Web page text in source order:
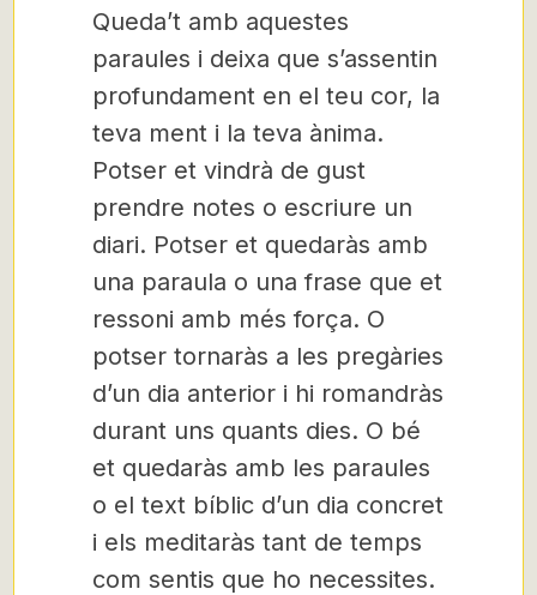
Queda’t amb aquestes
paraules i deixa que s’assentin
profundament en el teu cor, la
teva ment i la teva ànima.
Potser et vindrà de gust
prendre notes o escriure un
diari. Potser et quedaràs amb
una paraula o una frase que et
ressoni amb més força. O
potser tornaràs a les pregàries
d’un dia anterior i hi romandràs
durant uns quants dies. O bé
et quedaràs amb les paraules
o el text bíblic d’un dia concret
i els meditaràs tant de temps
com sentis que ho necessites.